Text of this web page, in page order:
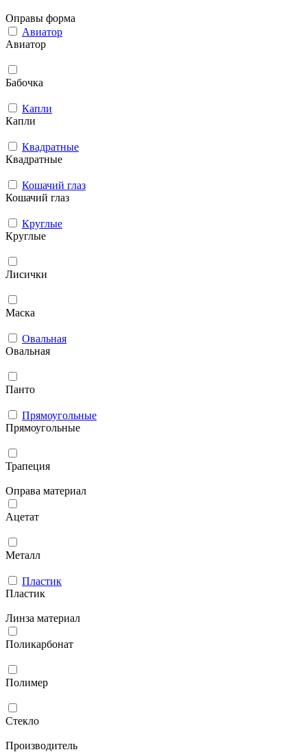
Оправы форма
Авиатор
Авиатор
Бабочка
Капли
Капли
Квадратные
Квадратные
Кошачий глаз
Кошачий глаз
Круглые
Круглые
Лисички
Маска
Овальная
Овальная
Панто
Прямоугольные
Прямоугольные
Трапеция
Оправа материал
Ацетат
Металл
Пластик
Пластик
Линза материал
Поликарбонат
Полимер
Стекло
Производитель